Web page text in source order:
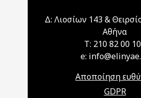
Δ: Λιοσίων 143 &
Αθήνα
T: 210 82 00
e:
Αποποίηση
GDPR